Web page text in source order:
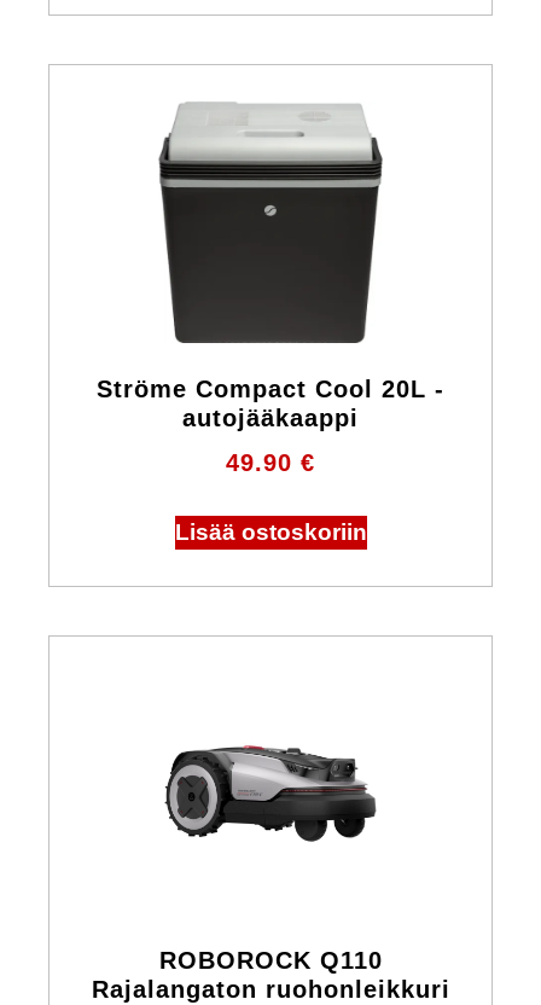
Ströme Compact Cool 20L -
autojääkaappi
49.90 €
Lisää ostoskoriin
ROBOROCK Q110
Rajalangaton ruohonleikkuri